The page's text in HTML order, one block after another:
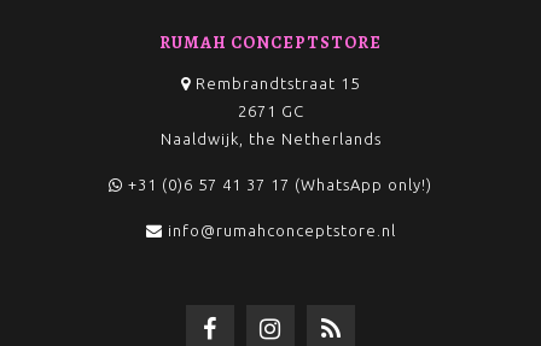
RUMAH CONCEPTSTORE
Rembrandtstraat 15
2671 GC
Naaldwijk, the Netherlands
+31 (0)6 57 41 37 17 (WhatsApp only!)
info@rumahconceptstore.nl